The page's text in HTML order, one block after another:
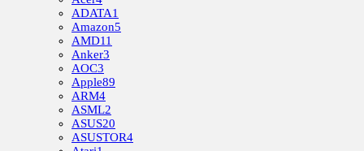
ADATA1
Amazon5
AMD11
Anker3
AOC3
Apple89
ARM4
ASML2
ASUS20
ASUSTOR4